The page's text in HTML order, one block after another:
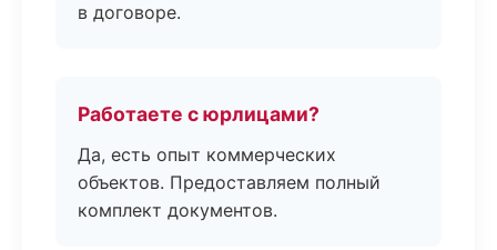
в договоре.
Работаете с юрлицами?
Да, есть опыт коммерческих
объектов. Предоставляем полный
комплект документов.